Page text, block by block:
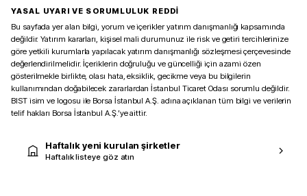
YASAL UYARI VE SORUMLULUK REDDİ
Bu sayfada yer alan bilgi, yorum ve içerikler yatırım danışmanlığı kapsamında
değildir. Yatırım kararları, kişisel mali durumunuz ile risk ve getiri tercihlerinize
göre yetkili kurumlarla yapılacak yatırım danışmanlığı sözleşmesi çerçevesinde
değerlendirilmelidir. İçeriklerin doğruluğu ve güncelliği için azami özen
gösterilmekle birlikte, olası hata, eksiklik, gecikme veya bu bilgilerin
kullanımından doğabilecek zararlardan İstanbul Ticaret Odası sorumlu değildir.
BIST isim ve logosu ile Borsa İstanbul A.Ş. adına açıklanan tüm bilgi ve verilerin
telif hakları Borsa İstanbul A.Ş.’ye aittir.
Haftalık yeni kurulan şirketler
Haftalık listeye göz atın